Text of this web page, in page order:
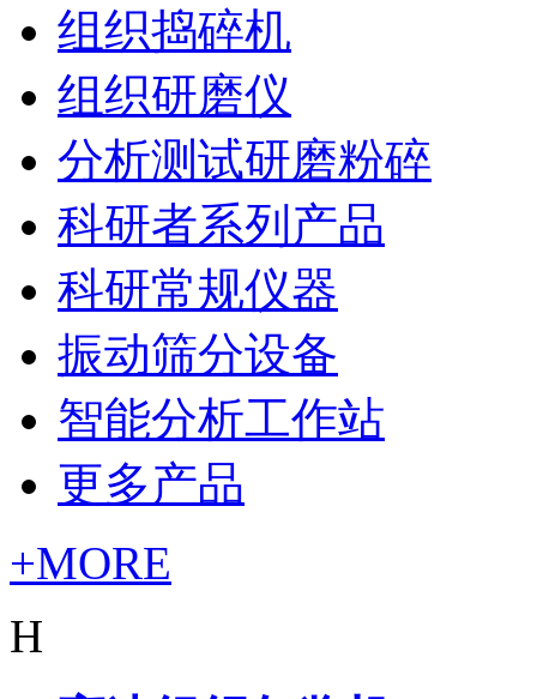
组织捣碎机
组织研磨仪
分析测试研磨粉碎
科研者系列产品
科研常规仪器
振动筛分设备
智能分析工作站
更多产品
+MORE
H